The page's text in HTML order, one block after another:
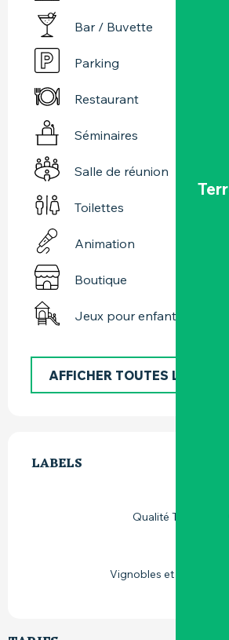
Bar / Buvette
Parking
Restaurant
Séminaires
Salle de réunion
Toilettes
Animation
Boutique
Jeux pour enfants /
AFFICHER TOUTES LES
LABELS
LABELS
Qualité Tourisme
Vignobles et